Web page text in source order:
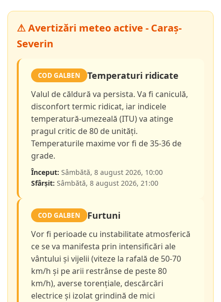
⚠ Avertizări meteo active - Caraș-
Severin
COD GALBEN Temperaturi ridicate
Valul de căldură va persista. Va fi caniculă,
disconfort termic ridicat, iar indicele
temperatură-umezeală (ITU) va atinge
pragul critic de 80 de unități.
Temperaturile maxime vor fi de 35-36 de
grade.
Început: Sâmbătă, 8 august 2026, 10:00
Sfârșit: Sâmbătă, 8 august 2026, 21:00
COD GALBEN Furtuni
Vor fi perioade cu instabilitate atmosferică
ce se va manifesta prin intensificări ale
vântului și vijelii (viteze la rafală de 50-70
km/h și pe arii restrânse de peste 80
km/h), averse torențiale, descărcări
electrice și izolat grindină de mici